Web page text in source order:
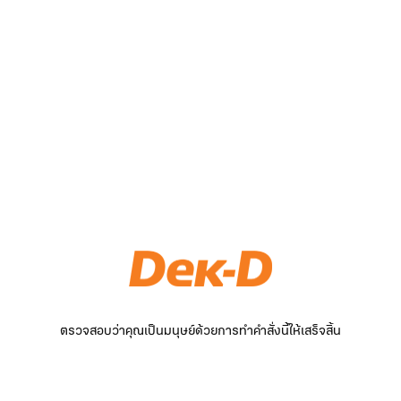
ตรวจสอบว่าคุณเป็นมนุษย์ด้วยการทำคำสั่งนี้ให้เสร็จสิ้น